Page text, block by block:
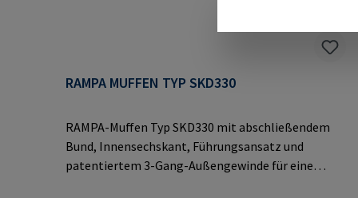
RAMPA MUFFEN TYP SKD330
RAMPA-Muffen Typ SKD330 mit abschließendem
Bund, Innensechskant, Führungsansatz und
patentiertem 3-Gang-Außengewinde für eine